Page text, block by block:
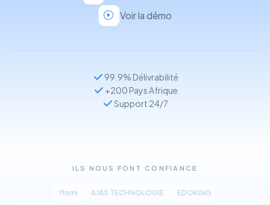
Voir la démo
99.9% Délivrabilité
+200 Pays Afrique
Support 24/7
ILS NOUS FONT CONFIANCE
Ylomi AJAX TECHNOLOGIE EDOKING